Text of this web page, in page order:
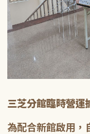
三芝分館臨時營運
為配合新館啟用，